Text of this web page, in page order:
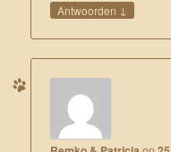
Antwoorden ↓